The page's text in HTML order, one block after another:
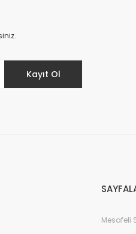
Kayıt Ol
Mesafeli